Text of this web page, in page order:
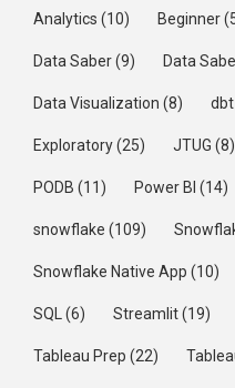
Analytics (10) Beginner
Data Saber(9) Data
Data Visualization (8) dbt
Exploratory(25) JTUG (8)
PODB (11) Power BI (14)
snowflake (109)
Snowflake Native App (10)
SQL(6) Streamlit(19)
Tableau Prep (22)